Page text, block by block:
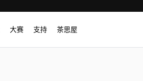
大赛 支持 茶思屋